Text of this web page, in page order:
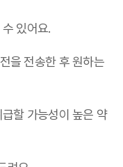
있어요.
을 전송한 후 원하는
할 가능성이 높은 약